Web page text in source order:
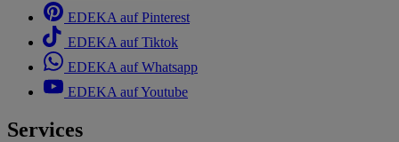
EDEKA auf Pinterest
EDEKA auf Tiktok
EDEKA auf Whatsapp
EDEKA auf Youtube
Services